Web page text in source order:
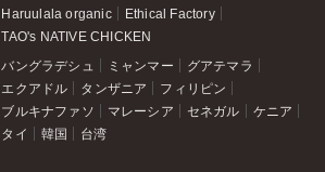
Haruulala organic
Ethical Factory
TAO's NATIVE CHICKEN
バングラデシュ ミャンマー
グアテマラ
エクアドル
タンザニア
フィリピン
ブルキナファソ
マレーシア セネガル
ケニア
タイ
韓国 台湾